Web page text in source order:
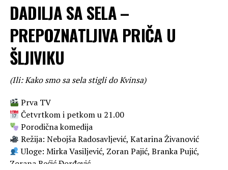
DADILJA SA SELA –
PREPOZNATLJIVA PRIČA U
ŠLJIVIKU
(Ili: Kako smo sa sela stigli do Kvinsa)
Prva TV
Četvrtkom i petkom u 21.00
Porodična komedija
Režija: Nebojša Radosavljević, Katarina Živanović
Uloge: Mirka Vasiljević, Zoran Pajić, Branka Pujić,
Zorana Bećić Đorđević